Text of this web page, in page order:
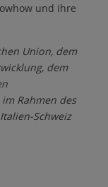
und ihre
Union, dem
dem
Rahmen des
Schweiz